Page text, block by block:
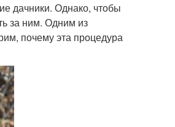
дачники. Однако, чтобы
за ним. Одним из
почему эта процедура